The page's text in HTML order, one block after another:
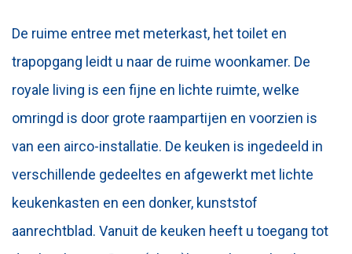
De ruime entree met meterkast, het toilet en
trapopgang leidt u naar de ruime woonkamer. De
royale living is een fijne en lichte ruimte, welke
omringd is door grote raampartijen en voorzien is
van een airco-installatie. De keuken is ingedeeld in
verschillende gedeeltes en afgewerkt met lichte
keukenkasten en een donker, kunststof
aanrechtblad. Vanuit de keuken heeft u toegang tot